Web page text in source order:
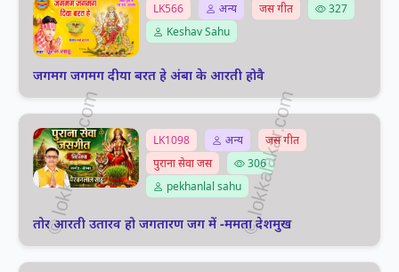
LK566 अन्य जस गीत
327
Keshav Sahu
जगमग जगमग दीया बरत हे अंबा के आरती होवै
LK1098 अन्य
जस गीत
पुराना सेवा जस
306
pekhanlal sahu
तोर आरती उतारव हो जगतारण जग में -ममता देशमुख